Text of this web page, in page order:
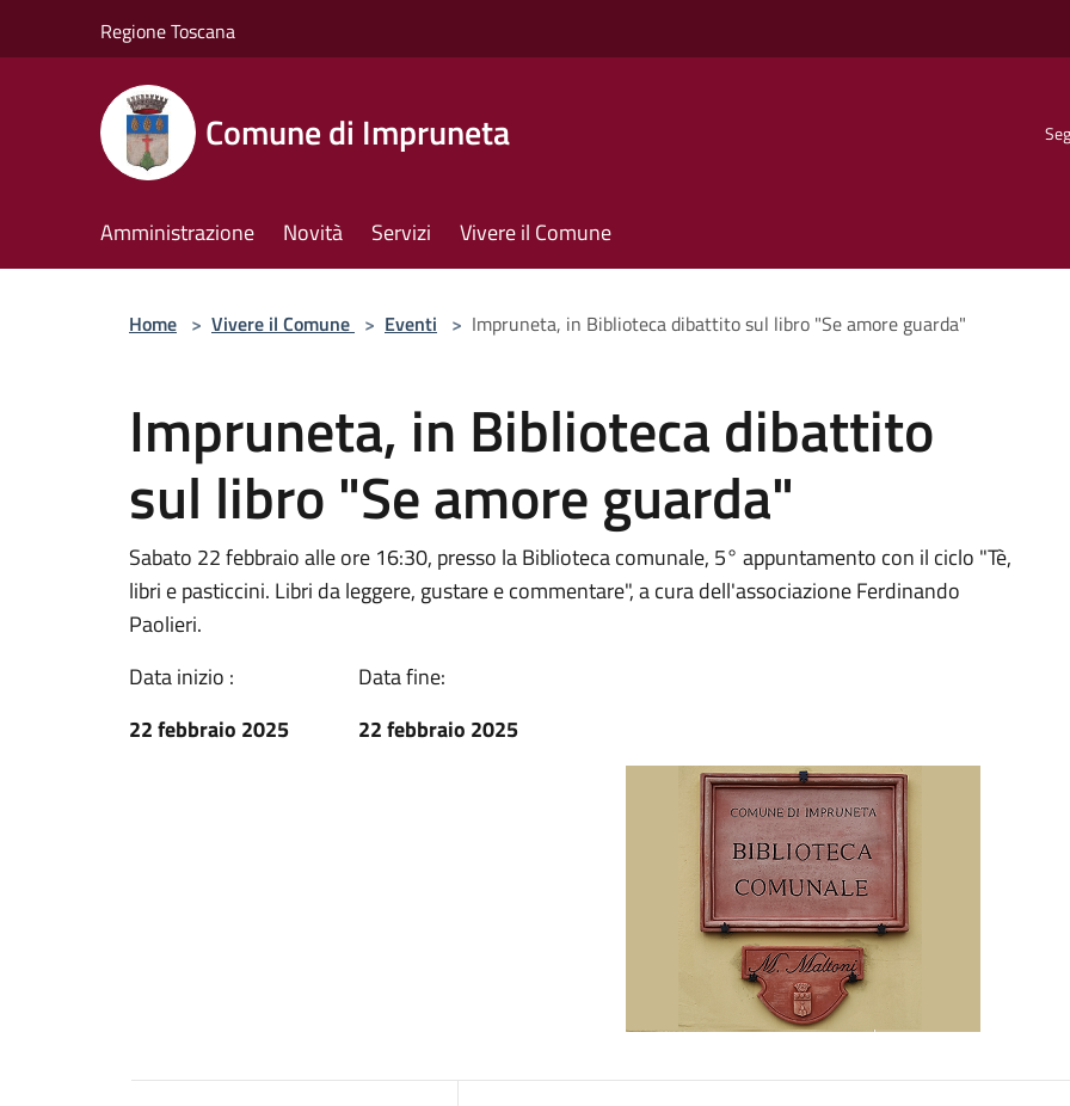
Regione Toscana
Comune di Impruneta
Amministrazione Novità Servizi Vivere il Comune
Home > Vivere il Comune > Eventi > Impruneta, in Biblioteca dibattito sul libro "Se amore guarda"
Impruneta, in Biblioteca dibattito
sul libro "Se amore guarda"
Sabato 22 febbraio alle ore 16:30, presso la Biblioteca comunale, 5° appuntamento con il ciclo "Tè,
libri e pasticcini. Libri da leggere, gustare e commentare", a cura dell'associazione Ferdinando
Paolieri.
Data inizio :
22 febbraio 2025
Data fine:
22 febbraio 2025